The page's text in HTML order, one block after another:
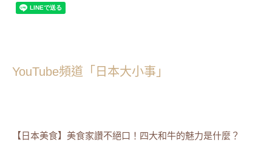
YouTube頻道「日本大小事」
【日本美食】美食家讚不絕口！四大和牛的魅力是什麼？